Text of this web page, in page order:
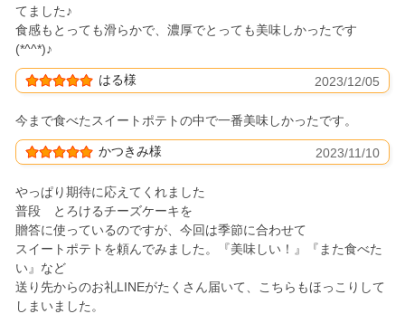
てました♪
食感もとっても滑らかで、濃厚でとっても美味しかったです
(*^^*)♪
はる様 2023/12/05
今まで食べたスイートポテトの中で一番美味しかったです。
かつきみ様 2023/11/10
やっぱり期待に応えてくれました
普段 とろけるチーズケーキを
贈答に使っているのですが、今回は季節に合わせて
スイートポテトを頼んでみました。『美味しい！』『また食べた
い』など
送り先からのお礼LINEがたくさん届いて、こちらもほっこりして
しまいました。